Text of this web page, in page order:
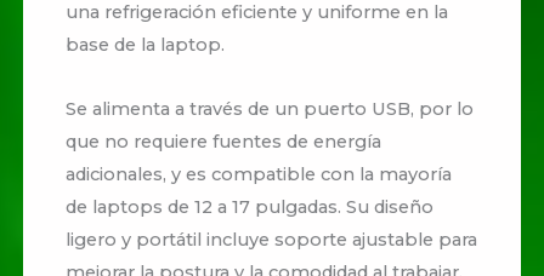
una refrigeración eficiente y uniforme en la
base de la laptop.
Se alimenta a través de un puerto USB, por lo
que no requiere fuentes de energía
adicionales, y es compatible con la mayoría
de laptops de 12 a 17 pulgadas. Su diseño
ligero y portátil incluye soporte ajustable para